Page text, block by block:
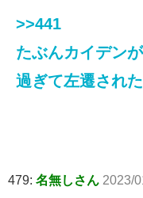
>>441
たぶんカイデン
過ぎて左遷された
479: 名無しさん 2023/